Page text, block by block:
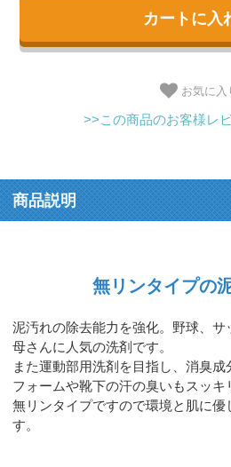
お気に入
>>この商品のお客様レ
商品説明
無リンタイプの
泥汚れの除去能力を強化。野球、
母さんに人気の洗剤です。
また運動部用洗剤を目指し、消臭
フォームや靴下の汗の臭いもスッキ
無リンタイプですので環境と肌に優
す。